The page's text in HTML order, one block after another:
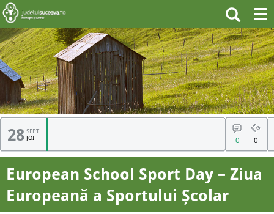
Ești aici:Județul SUCEAVA
> European School Sport Day – Ziua Europeană a
European School Sport Day – Ziua
Europeană a Sportului Școlar
28 SEPT.
JOI
0 0